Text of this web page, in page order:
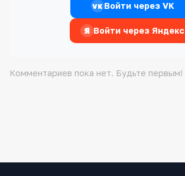
VKВойти через VK
Я Войти через Яндекс
Комментариев пока нет. Будьте первым!